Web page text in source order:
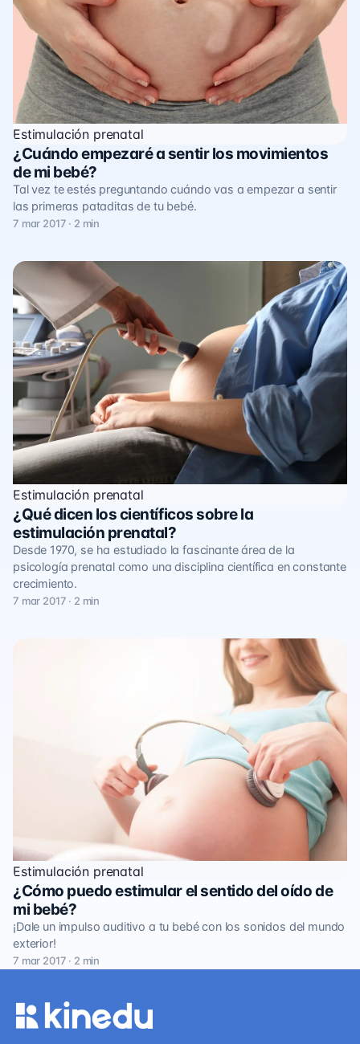
Estimulación prenatal
¿Cuándo empezaré a sentir los movimientos
de mi bebé?
Tal vez te estés preguntando cuándo vas a empezar a sentir
las primeras pataditas de tu bebé.
7 mar 2017 · 2 min
Estimulación prenatal
¿Qué dicen los científicos sobre la
estimulación prenatal?
Desde 1970, se ha estudiado la fascinante área de la
psicología prenatal como una disciplina científica en constante
crecimiento.
7 mar 2017 · 2 min
Estimulación prenatal
¿Cómo puedo estimular el sentido del oído de
mi bebé?
¡Dale un impulso auditivo a tu bebé con los sonidos del mundo
exterior!
7 mar 2017 · 2 min